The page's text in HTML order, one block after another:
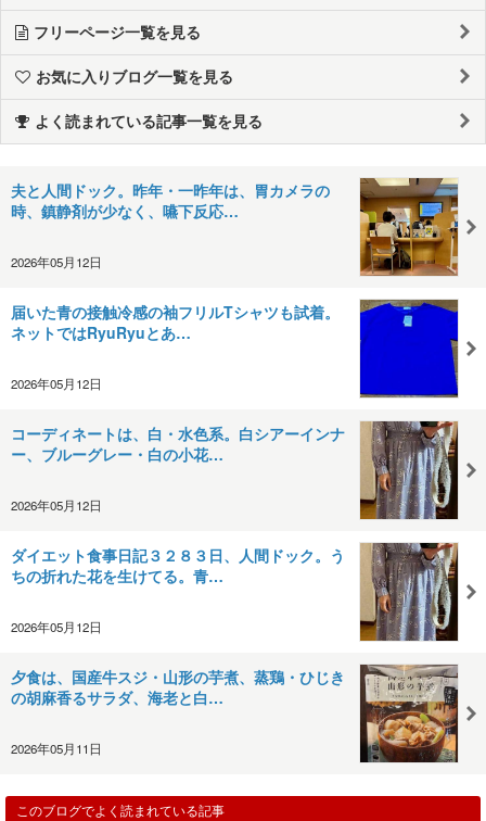
フリーページ一覧を見る
お気に入りブログ一覧を見る
よく読まれている記事一覧を見る
夫と人間ドック。昨年・一昨年は、胃カメラの
時、鎮静剤が少なく、嚥下反応…
2026年05月12日
届いた青の接触冷感の袖フリルTシャツも試着。
ネットではRyuRyuとあ…
2026年05月12日
コーディネートは、白・水色系。白シアーインナ
ー、ブルーグレー・白の小花…
2026年05月12日
ダイエット食事日記３２８３日、人間ドック。う
ちの折れた花を生けてる。青…
2026年05月12日
夕食は、国産牛スジ・山形の芋煮、蒸鶏・ひじき
の胡麻香るサラダ、海老と白…
2026年05月11日
このブログでよく読まれている記事